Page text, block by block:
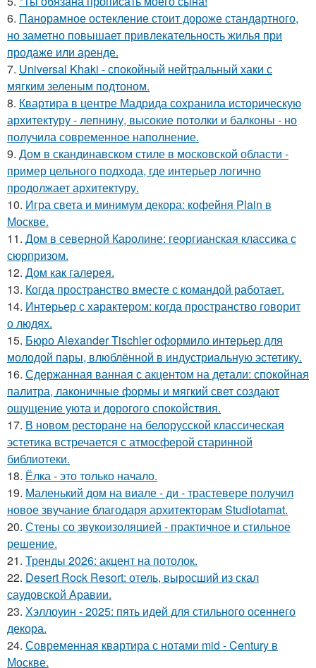
6. Панорамное остекление стоит дороже стандартного,
но заметно повышает привлекательность жилья при
продаже или аренде.
7. Universal Khaki - спокойный нейтральный хаки с
мягким зеленым подтоном.
8. Квартира в центре Мадрида сохранила историческую
архитектуру - лепнину, высокие потолки и балконы - но
получила современное наполнение.
9. Дом в скандинавском стиле в московской области -
пример цельного подхода, где интерьер логично
продолжает архитектуру.
10. Игра света и минимум декора: кофейня Plain в
Москве.
11. Дом в северной Каролине: георгианская классика с
сюрпризом.
12. Дом как галерея.
13. Когда пространство вместе с командой работает.
14. Интерьер с характером: когда пространство говорит
о людях.
15. Бюро Alexander Tischler оформило интерьер для
молодой пары, влюблённой в индустриальную эстетику.
16. Сдержанная ванная с акцентом на детали: спокойная
палитра, лаконичные формы и мягкий свет создают
ощущение уюта и дорогого спокойствия.
17. В новом ресторане на белорусской классическая
эстетика встречается с атмосферой старинной
библиотеки.
18. Ёлка - это только начало.
19. Маленький дом на виале - ди - трастевере получил
новое звучание благодаря архитекторам Studiotamat.
20. Стены со звукоизоляцией - практичное и стильное
решение.
21. Тренды 2026: акцент на потолок.
22. Desert Rock Resort: отель, выросший из скал
саудовской Аравии.
23. Хэллоуин - 2025: пять идей для стильного осеннего
декора.
24. Современная квартира с нотами mid - Century в
Москве.